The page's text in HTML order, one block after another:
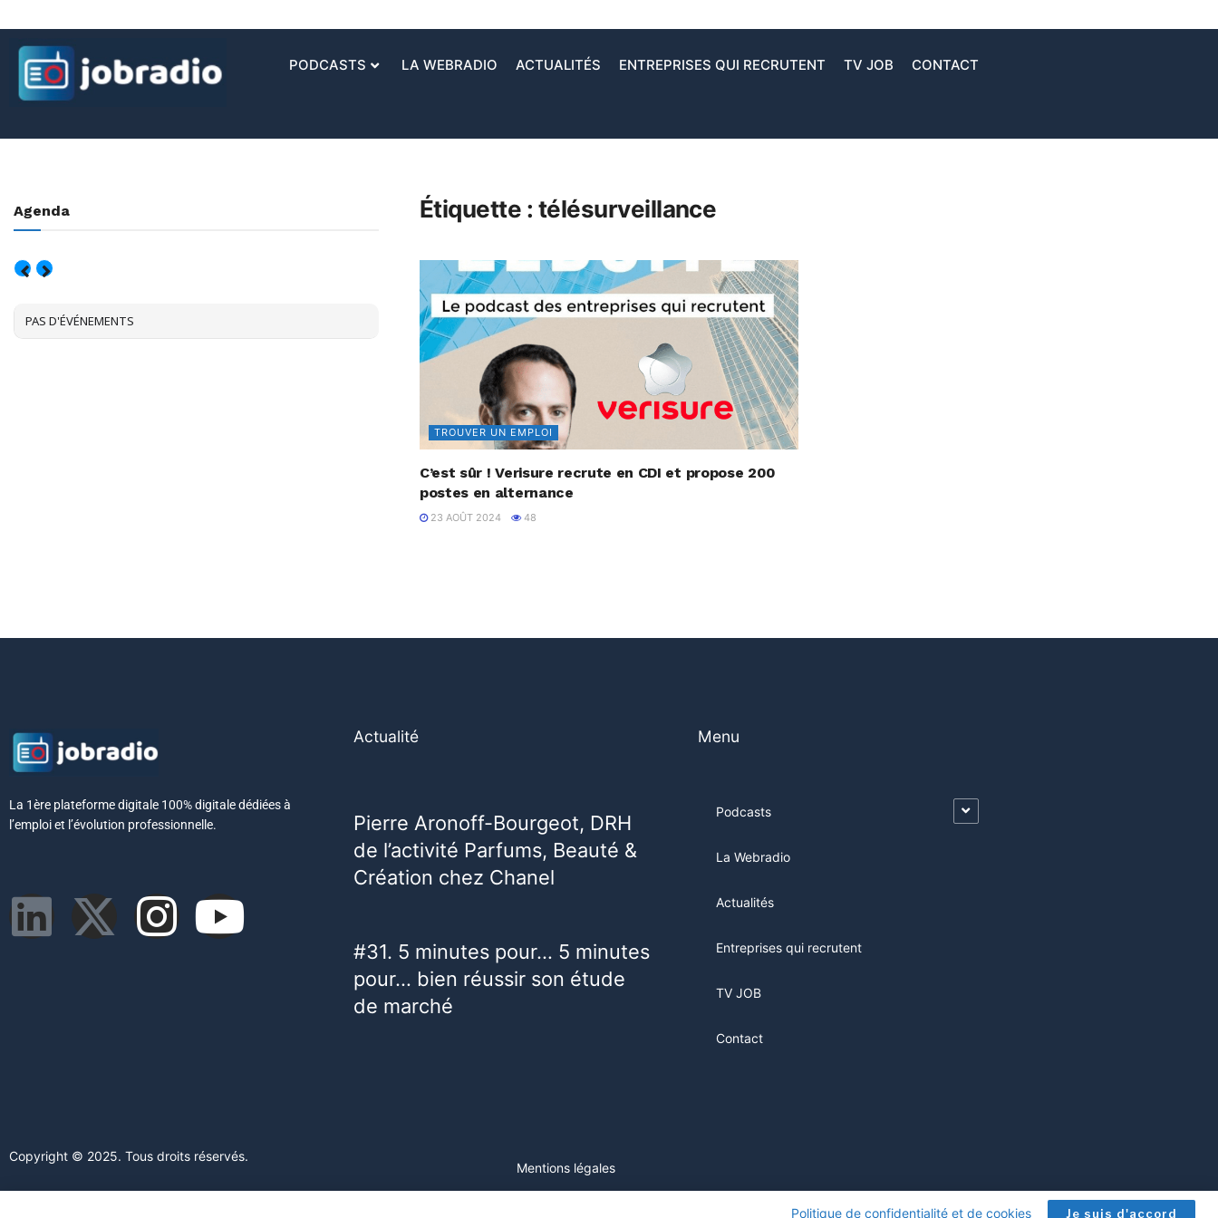
PODCASTS LA WEBRADIO ACTUALITÉS ENTREPRISES QUI RECRUTENT TV JOB CONTACT
Étiquette : télésurveillance
TROUVER UN EMPLOI
C’est sûr ! Verisure recrute en CDI et propose 200
postes en alternance
23 AOÛT 2024 48
Agenda
PAS D'ÉVÉNEMENTS
Politique de confidentialité et de cookies Je suis d'accord
La 1ère plateforme digitale 100% digitale dédiées à
l’emploi et l’évolution professionnelle.
Actualité
Pierre Aronoff-Bourgeot, DRH
de l’activité Parfums, Beauté &
Création chez Chanel
#31. 5 minutes pour… 5 minutes
pour… bien réussir son étude
de marché
Menu
Podcasts
La Webradio
Actualités
Entreprises qui recrutent
TV JOB
Contact
Copyright © 2025. Tous droits réservés.
Mentions légales